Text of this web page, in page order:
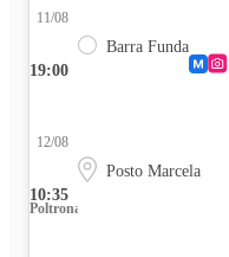
19:00
11/08
Barra Funda
10:35
12/08
Posto Marcela
Poltrona